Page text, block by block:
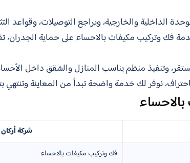
الداخلية والخارجية، ويراجع التوصيلات، وقواعد
فك وتركيب مكيفات بالاحساء على حماية الجدران،
وتنفيذ منظم يناسب المنازل والشقق داخل
نوفر لك خدمة واضحة تبدأ من المعاينة
شركة
فك وتركيب مكيفات بالاحساء